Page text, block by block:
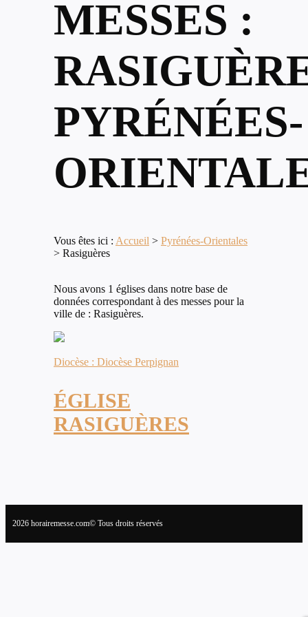
MESSES :
PYRÉNÉES-
Vous êtes ici : Accueil > Pyrénées-Orientales
> Rasiguères
Nous avons 1 églises dans notre base de
données correspondant à des messes pour la
ville de : Rasiguères.
Diocèse : Diocèse Perpignan
ÉGLISE
RASIGUÈRES
2026 horairemesse.com© Tous droits réservés